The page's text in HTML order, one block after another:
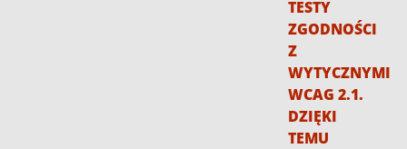
TESTY
ZGODNOŚCI
Z
WYTYCZNYMI
WCAG 2.1.
DZIĘKI
TEMU